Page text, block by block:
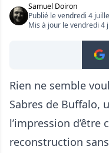
Samuel Doiron
Publié le vendredi 4
Mis à jour le vendredi 4
Rien ne semble
Sabres de Buffalo,
l’impression d’être
reconstruction